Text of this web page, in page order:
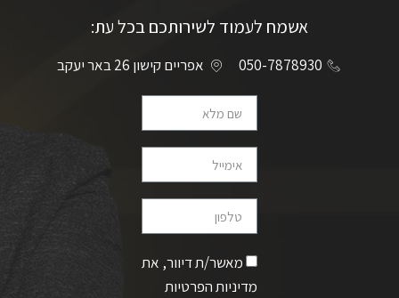
אשמח לעמוד לשירותכם בכל עת:
050-7878930 אפריים קישון 26 באר יעקב
מאשר/ת דיוור, את
מדיניות הפרטיות